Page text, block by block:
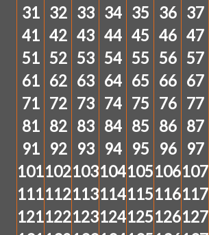
31 32 33 34 35 36 37
41 42 43 44 45 46 47
51 52 53 54 55 56 57
61 62 63 64 65 66 67
71 72 73 74 75 76 77
81 82 83 84 85 86 87
91
92 93 94 95 96 97
101102103104105106107
111112113114115116117
121122123124125126127